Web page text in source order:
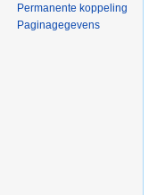
Permanente koppeling
Paginagegevens